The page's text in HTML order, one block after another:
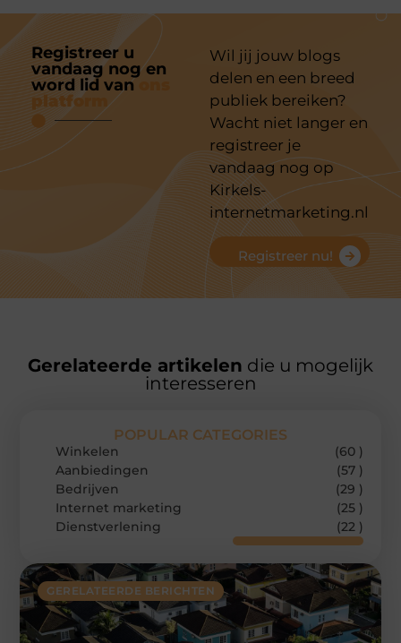
Registreer u
vandaag nog en
word lid van
platform
Wil jij jouw blogs
delen en een breed
publiek bereiken?
Wacht niet langer en
registreer je
vandaag nog op
Kirkels-
internetmarketing.nl
Registreer nu!
Gerelateerde artikelen die u mogelijk
interesseren
GERELATEERDE BERICHTEN
POPULAR CATEGORIES
Winkelen
(60 )
Aanbiedingen
(57 )
Bedrijven
(29 )
Internet marketing
(25 )
Dienstverlening
(22 )